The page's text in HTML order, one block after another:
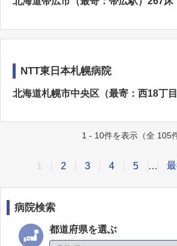
NTT東日本札幌病院
北海道札幌市中央区（最寄：西18丁
1 - 10件を表示（全 105件
2 3 4 5 …
病院検索
都道府県を選ぶ